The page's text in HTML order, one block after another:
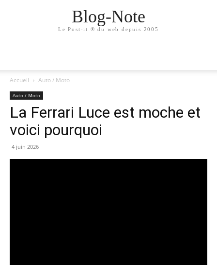
Blog-Note
Le Post-it ® du web depuis 2005
Accueil Auto / Moto
Auto / Moto
La Ferrari Luce est moche et
voici pourquoi
4 juin 2026